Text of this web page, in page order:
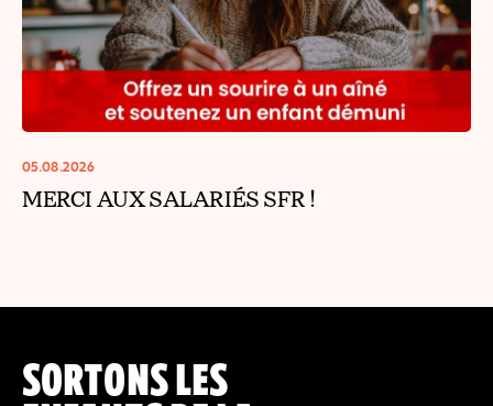
05.08.2026
MERCI AUX SALARIÉS SFR !
SORTONS LES